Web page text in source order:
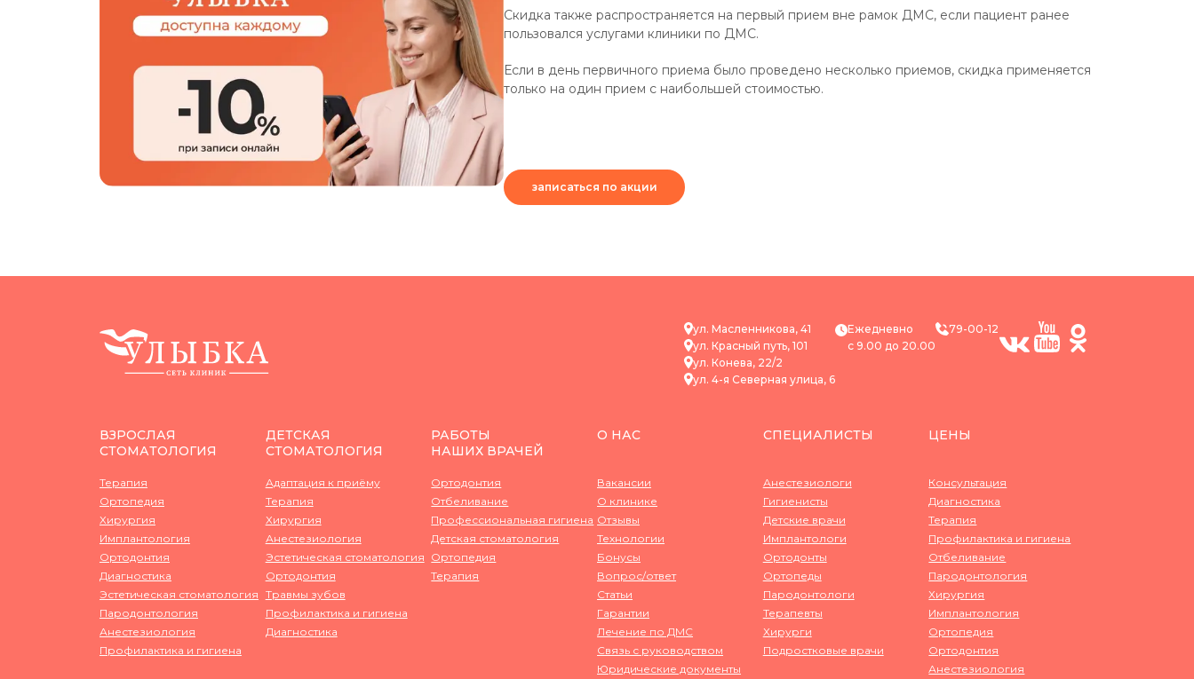
Скидка также распространяется на первый прием вне рамок ДМС, если пациент ранее
пользовался услугами клиники по ДМС.
Если в день первичного приема было проведено несколько приемов, скидка применяется
только на один прием с наибольшей стоимостью.
записаться по акции
ул. Масленникова, 41
ул. Красный путь, 101
ул. Конева, 22/2
ул. ​4-я Северная улица, 6
Ежедневно
с 9.00 до 20.00
79-00-12
ВЗРОСЛАЯ
СТОМАТОЛОГИЯ
Терапия
Ортопедия
Хирургия
Имплантология
Ортодонтия
Диагностика
Эстетическая стоматология
Пародонтология
Анестезиология
Профилактика и гигиена
ДЕТСКАЯ
СТОМАТОЛОГИЯ
Адаптация к приёму
Терапия
Хирургия
Анестезиология
Эстетическая стоматология
Ортодонтия
Травмы зубов
Профилактика и гигиена
Диагностика
РАБОТЫ
НАШИХ ВРАЧЕЙ
Ортодонтия
Отбеливание
Профессиональная гигиена
Детская стоматология
Ортопедия
Терапия
О НАС
Вакансии
О клинике
Отзывы
Технологии
Бонусы
Вопрос/ответ
Статьи
Гарантии
Лечение по ДМС
Связь с руководством
Юридические документы
СПЕЦИАЛИСТЫ
Анестезиологи
Гигиенисты
Детские врачи
Имплантологи
Ортодонты
Ортопеды
Пародонтологи
Терапевты
Хирурги
Подростковые врачи
ЦЕНЫ
Консультация
Диагностика
Терапия
Профилактика и гигиена
Отбеливание
Пародонтология
Хирургия
Имплантология
Ортопедия
Ортодонтия
Анестезиология